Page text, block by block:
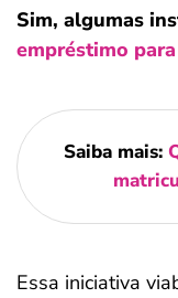
Sim, algumas
empréstimo
Saiba mais:
Essa iniciativa